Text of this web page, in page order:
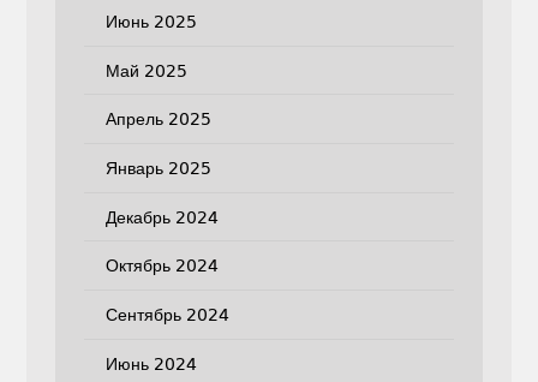
Июнь 2025
Май 2025
Апрель 2025
Январь 2025
Декабрь 2024
Октябрь 2024
Сентябрь 2024
Июнь 2024